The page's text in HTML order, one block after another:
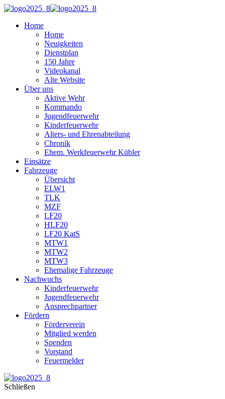
Home
Home
Neuigkeiten
Dienstplan
150 Jahre
Videokanal
Alte Website
Über uns
Aktive Wehr
Kommando
Jugendfeuerwehr
Kinderfeuerwehr
Alters- und Ehrenabteilung
Chronik
Ehem. Werkfeuerwehr Kübler
Einsätze
Fahrzeuge
Übersicht
ELW1
TLK
MZF
LF20
HLF20
LF20 KatS
MTW1
MTW2
MTW3
Ehemalige Fahrzeuge
Nachwuchs
Kinderfeuerwehr
Jugendfeuerwehr
Ansprechpartner
Fördern
Förderverein
Mitglied werden
Spenden
Vorstand
Feuermelder
Schließen